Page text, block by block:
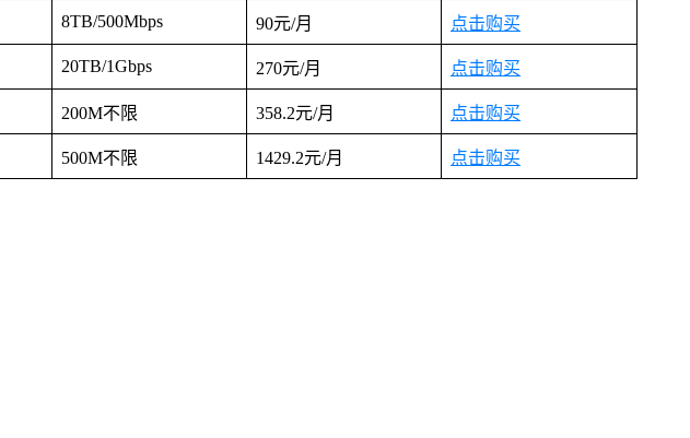
8TB/500Mbps 90元/月 点击购买
20TB/1Gbps 270元/月 点击购买
200M不限 358.2元/月 点击购买
500M不限 1429.2元/月 点击购买